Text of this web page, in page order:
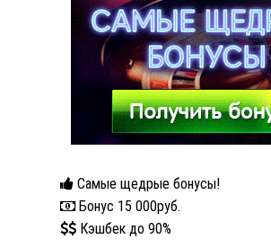
Самые щедрые бонусы!
Бонус 15 000руб.
Кэшбек до 90%